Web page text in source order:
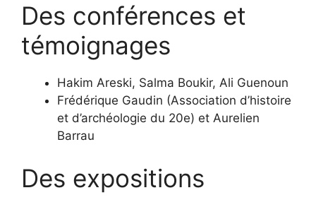
Des conférences et
témoignages
Hakim Areski, Salma Boukir, Ali Guenoun
Frédérique Gaudin (Association d’histoire
et d’archéologie du 20e) et Aurelien
Barrau
Des expositions